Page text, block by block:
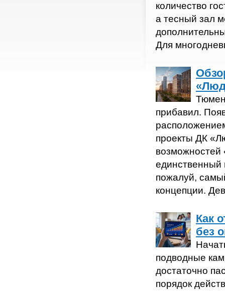
количество
а тесный зал
Для
прибавил.
проекты ДК
единственный
пожалуй,
концепции.
Как
без
подводные
достаточно
порядок